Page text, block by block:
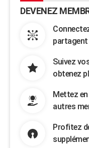
DEVENEZ
Suivez
obtenez
Mettez
autres
Profitez